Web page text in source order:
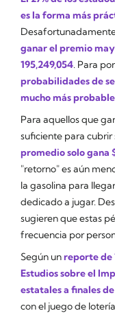
es la forma más
ganar el premio
195,249,054. Para
probabilidades de
mucho más
Para aquellos que
suficiente para cubrir
promedio solo gana
"retorno" es aún
la gasolina para
dedicado a jugar.
sugieren que estas
frecuencia por
Según unreporte de
Estudios sobre el
estatales a finales
con el juego de